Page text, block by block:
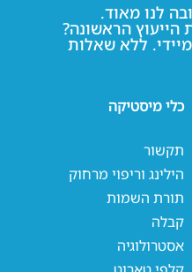
לנו מאוד.
הראשונה?
ללא שאלות
כלי מיסטיקה
תקשור
הילינג וריפוי מרחוק
תורת השמות
קבלה
אסטרולוגיה